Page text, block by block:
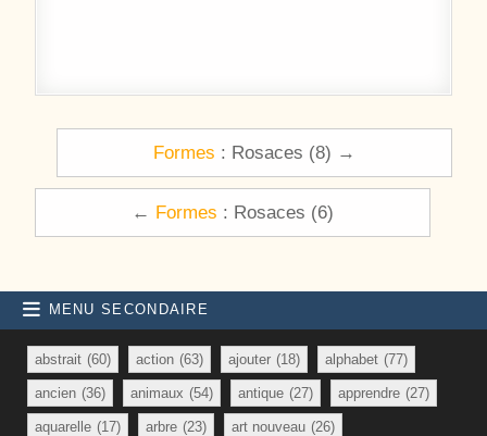
Navigation de l’article
Formes : Rosaces (8) →
← Formes : Rosaces (6)
MENU SECONDAIRE
abstrait (60) action (63) ajouter (18) alphabet (77)
ancien (36) animaux (54) antique (27) apprendre (27)
aquarelle (17) arbre (23) art nouveau (26)